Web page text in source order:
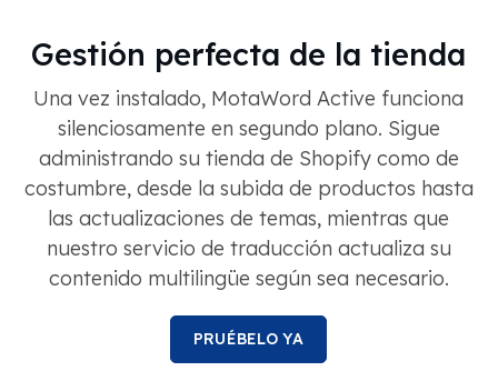
Gestión perfecta de la tienda
Una vez instalado, MotaWord Active funciona
silenciosamente en segundo plano. Sigue
administrando su tienda de Shopify como de
costumbre, desde la subida de productos hasta
las actualizaciones de temas, mientras que
nuestro servicio de traducción actualiza su
contenido multilingüe según sea necesario.
PRUÉBELO YA